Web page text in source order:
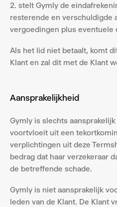
2. stelt Gymly de
resterende en verschuldigde
vergoedingen plus eventuele
Als het lid niet betaalt, komt
Klant en zal dit met de Klant
Aansprakelijkheid
Gymly is slechts
voortvloeit uit een
verplichtingen uit deze
bedrag dat haar verzekeraar
de betreffende schade.
Gymly is niet aansprakelijk
leden van de Klant. De Klant